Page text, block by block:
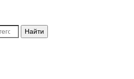
Найти